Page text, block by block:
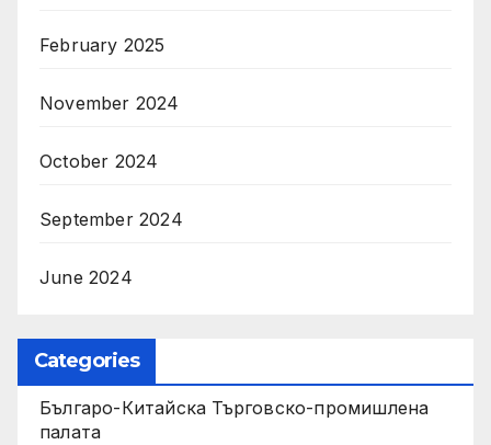
February 2025
November 2024
October 2024
September 2024
June 2024
Categories
Българо-Китайска Търговско-промишлена
палaта